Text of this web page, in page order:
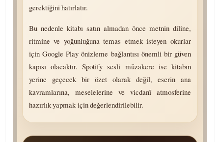
gerektiğini hatırlatır.
Bu nedenle kitabı satın almadan önce metnin diline,
ritmine ve yoğunluğuna temas etmek isteyen okurlar
için Google Play önizleme bağlantısı önemli bir güven
kapısı olacaktır. Spotify sesli müzakere ise kitabın
yerine geçecek bir özet olarak değil, eserin ana
kavramlarına, meselelerine ve vicdanî atmosferine
hazırlık yapmak için değerlendirilebilir.